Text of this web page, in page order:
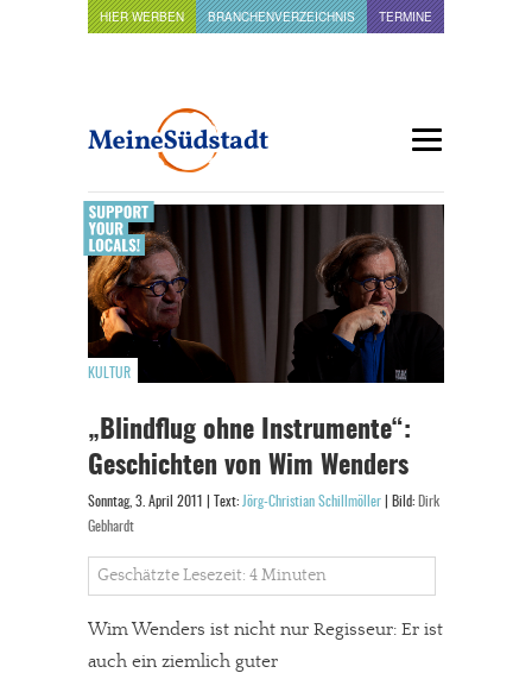
HIER WERBEN BRANCHENVERZEICHNIS TERMINE
KULTUR
„Blindflug ohne Instrumente“:
Geschichten von Wim Wenders
Sonntag, 3. April 2011 | Text: Jörg-Christian Schillmöller | Bild: Dirk
Gebhardt
Geschätzte Lesezeit: 4 Minuten
Wim Wenders ist nicht nur Regisseur: Er ist
auch ein ziemlich guter